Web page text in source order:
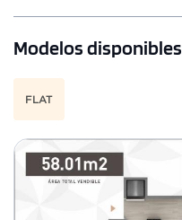
Modelos disponibles
FLAT